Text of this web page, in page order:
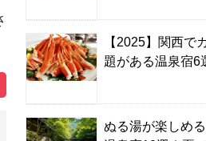
【2025】関西で
題がある温泉宿6
ぬる湯が楽しめ